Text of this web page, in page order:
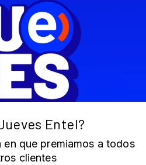
Entel?
en que premiamos a todos
clientes